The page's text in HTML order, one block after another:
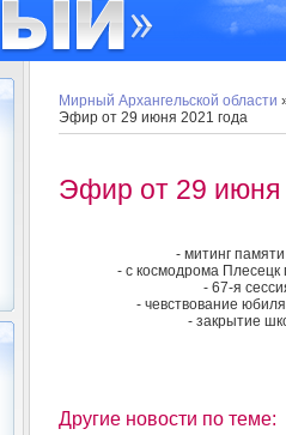
Мирный Архангельской области
Эфир от 29 июня 2021 года
Эфир от 29 июня
- митинг
- с космодрома Плесецк
- 67-я
- чевствование
- закрытие
Другие новости по теме: